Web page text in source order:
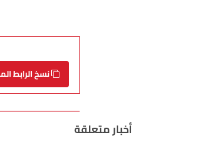
نسخ الرابط المقال
أخبار متعلقة